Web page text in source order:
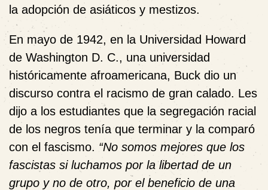
la adopción de asiáticos y mestizos.
En mayo de 1942, en la Universidad Howard
de Washington D. C., una universidad
históricamente afroamericana, Buck dio un
discurso contra el racismo de gran calado. Les
dijo a los estudiantes que la segregación racial
de los negros tenía que terminar y la comparó
con el fascismo. “No somos mejores que los
fascistas si luchamos por la libertad de un
grupo y no de otro, por el beneficio de una